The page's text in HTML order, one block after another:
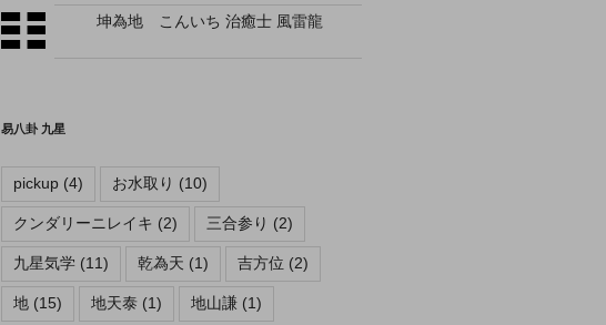
坤為地 こんいち 治癒士 風雷龍
易八卦 九星
pickup(4) お水取り (10)
クンダリーニレイキ (2) 三合参り (2)
九星気学(11) 乾為天 (1) 吉方位 (2)
地(15) 地天泰(1) 地山謙(1)